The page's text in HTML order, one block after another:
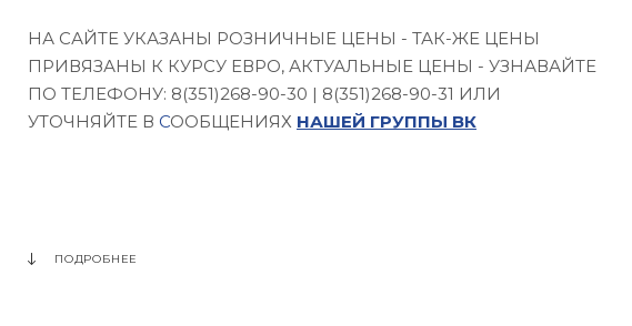
НА САЙТЕ УКАЗАНЫ РОЗНИЧНЫЕ ЦЕНЫ - ТАК-ЖЕ ЦЕНЫ
ПРИВЯЗАНЫ К КУРСУ ЕВРО, АКТУАЛЬНЫЕ ЦЕНЫ - УЗНАВАЙТЕ
ПО ТЕЛЕФОНУ: 8(351)268-90-30 | 8(351)268-90-31 ИЛИ
УТОЧНЯЙТЕ В СООБЩЕНИЯХ НАШЕЙ ГРУППЫ ВК
ПОДРОБНЕЕ